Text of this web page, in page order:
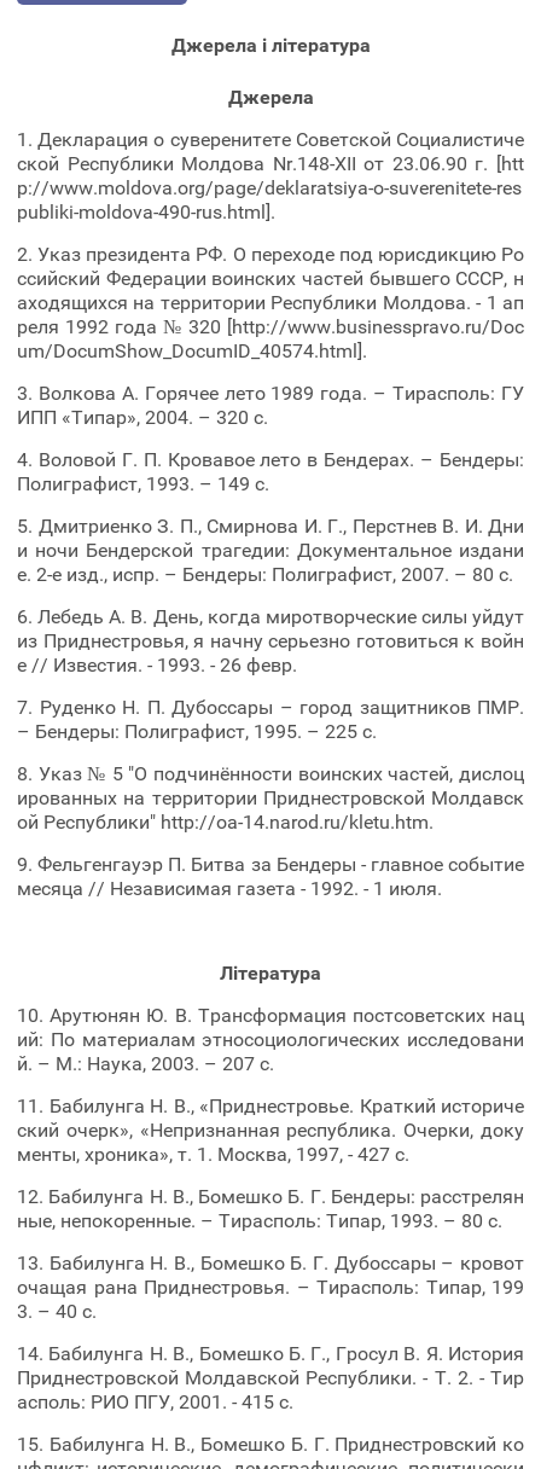
Джерела і література
Джерела
1. Декларация о суверенитете Советской Социалистиче
ской Республики Молдова Nr.148-XII от 23.06.90 г. [htt
p://www.moldova.org/page/deklaratsiya-o-suverenitete-res
publiki-moldova-490-rus.html].
2. Указ президента РФ. О переходе под юрисдикцию Ро
ссийский Федерации воинских частей бывшего СССР, н
аходящихся на территории Республики Молдова. - 1 ап
реля 1992 года № 320 [http://www.businesspravo.ru/Doc
um/DocumShow_DocumID_40574.html].
3. Волкова А. Горячее лето 1989 года. – Тирасполь: ГУ
ИПП «Типар», 2004. – 320 с.
4. Воловой Г. П. Кровавое лето в Бендерах. – Бендеры:
Полиграфист, 1993. – 149 с.
5. Дмитриенко З. П., Смирнова И. Г., Перстнев В. И. Дни
и ночи Бендерской трагедии: Документальное издани
е. 2-е изд., испр. – Бендеры: Полиграфист, 2007. – 80 с.
6. Лебедь А. В. День, когда миротворческие силы уйдут
из Приднестровья, я начну серьезно готовиться к войн
е // Известия. - 1993. - 26 февр.
7. Руденко Н. П. Дубоссары – город защитников ПМР.
– Бендеры: Полиграфист, 1995. – 225 с.
8. Указ № 5 "О подчинённости воинских частей, дислоц
ированных на территории Приднестровской Молдавск
ой Республики" http://oa-14.narod.ru/kletu.htm.
9. Фельгенгауэр П. Битва за Бендеры - главное событие
месяца // Независимая газета - 1992. - 1 июля.
Література
10. Арутюнян Ю. В. Трансформация постсоветских нац
ий: По материалам этносоциологических исследовани
й. – М.: Наука, 2003. – 207 с.
11. Бабилунга Н. В., «Приднестровье. Краткий историче
ский очерк», «Непризнанная республика. Очерки, доку
менты, хроника», т. 1. Москва, 1997, - 427 с.
12. Бабилунга Н. В., Бомешко Б. Г. Бендеры: расстрелян
ные, непокоренные. – Тирасполь: Типар, 1993. – 80 с.
13. Бабилунга Н. В., Бомешко Б. Г. Дубоссары – кровот
очащая рана Приднестровья. – Тирасполь: Типар, 199
3. – 40 с.
14. Бабилунга Н. В., Бомешко Б. Г., Гросул В. Я. История
Приднестровской Молдавской Республики. - Т. 2. - Тир
асполь: РИО ПГУ, 2001. - 415 с.
15. Бабилунга Н. В., Бомешко Б. Г. Приднестровский ко